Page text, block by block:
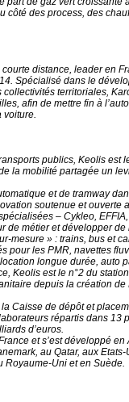
côté des process, des
distance, leader en
Spécialisé dans le
territoriales,
afin de mettre fin à
voiture.
publics, Keolis est
la mobilité partagée un
et de tramway
soutenue et ouverte
– Cykleo,
de métier et développer
mesure » : trains, bus et
pour les PMR, navettes
longue durée, auto
Keolis est le n°2 du
depuis la création
Caisse de dépôt et
répartis dans 13
d’euros.
et s’est développé en
au Qatar, aux
Royaume-Uni et en Suède.